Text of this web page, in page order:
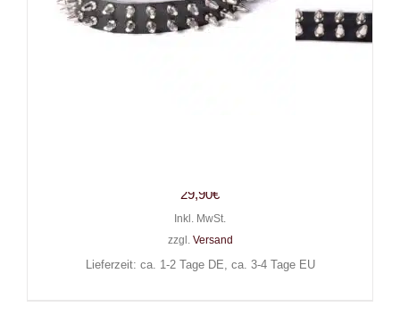
29,90€
Inkl. MwSt.
zzgl. Versand
Lieferzeit: ca. 1-2 Tage DE, ca. 3-4 Tage EU